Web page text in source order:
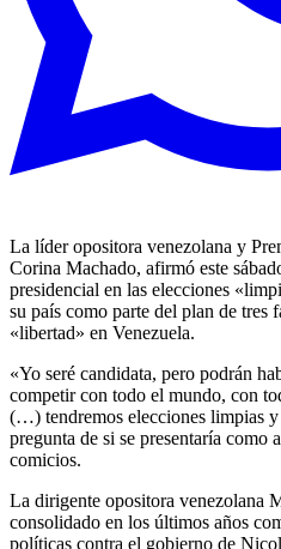
La líder opositora venezolana y
Corina Machado, afirmó este
presidencial en las elecciones
su país como parte del plan de tres
«libertad» en Venezuela.
«Yo seré candidata, pero podrán
competir con todo el mundo, con
(…) tendremos elecciones limpias
pregunta de si se presentaría como
comicios.
La dirigente opositora venezolana
consolidado en los últimos años
políticas contra el gobierno de